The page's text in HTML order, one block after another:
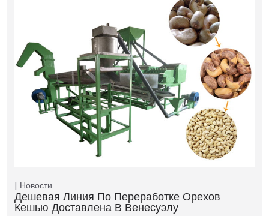
Новости
Дешевая Линия По Переработке Орехов
Кешью Доставлена ​​в Венесуэлу